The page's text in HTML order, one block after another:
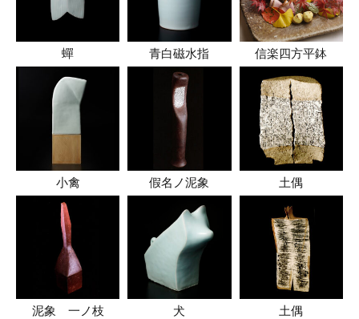
蟬 青白磁水指 信楽四方平鉢
小禽 假名ノ泥象 土偶
泥象 一ノ枝 犬 土偶